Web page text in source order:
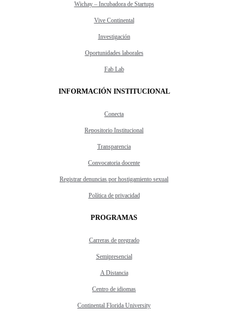
Wichay – Incubadora de Startups
Vive Continental
Investigación
Oportunidades laborales
Fab Lab
INFORMACIÓN INSTITUCIONAL
Conecta
Repositorio Institucional
Transparencia
Convocatoria docente
Registrar denuncias por hostigamiento sexual
Política de privacidad
PROGRAMAS
Carreras de pregrado
Semipresencial
A Distancia
Centro de idiomas
Continental Florida University